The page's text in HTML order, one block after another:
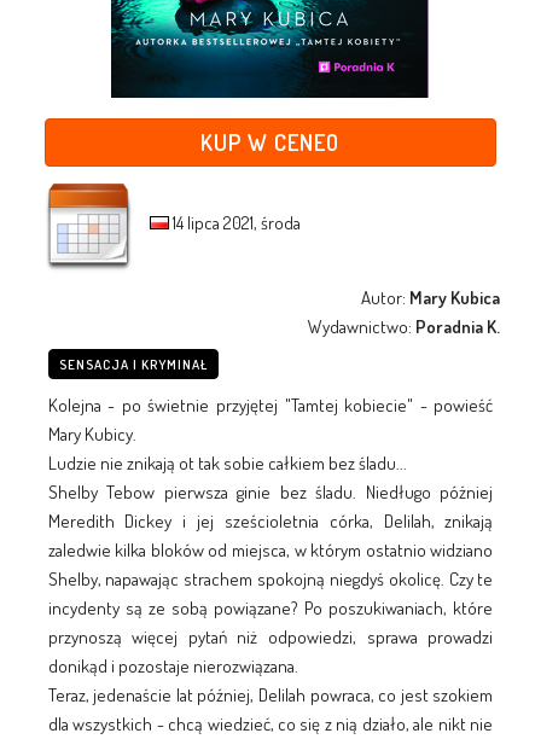
KUP W CENEO
14 lipca 2021, środa
Autor: Mary Kubica
Wydawnictwo: Poradnia K.
SENSACJA I KRYMINAŁ
Kolejna - po świetnie przyjętej "Tamtej kobiecie" - powieść
Mary Kubicy.
Ludzie nie znikają ot tak sobie całkiem bez śladu...
Shelby Tebow pierwsza ginie bez śladu. Niedługo później
Meredith Dickey i jej sześcioletnia córka, Delilah, znikają
zaledwie kilka bloków od miejsca, w którym ostatnio widziano
Shelby, napawając strachem spokojną niegdyś okolicę. Czy te
incydenty są ze sobą powiązane? Po poszukiwaniach, które
przynoszą więcej pytań niż odpowiedzi, sprawa prowadzi
donikąd i pozostaje nierozwiązana.
Teraz, jedenaście lat później, Delilah powraca, co jest szokiem
dla wszystkich - chcą wiedzieć, co się z nią działo, ale nikt nie